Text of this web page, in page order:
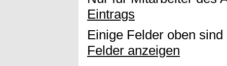
Eintrags
Einige Felder oben
Felder anzeigen